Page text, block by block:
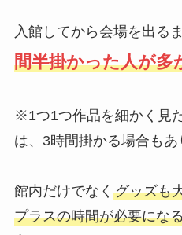
入館してから会場を出る
間半掛かった人が多
※1つ1つ作品を細かく見
は、3時間掛かる場合もあ
館内だけでなく グッズも
プラスの時間が必要にな